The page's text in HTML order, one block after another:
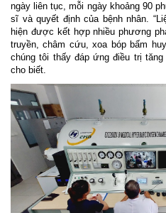
ngày liên tục, mỗi ngày khoảng 90
sĩ và quyết định của bệnh nhân.
hiện được kết hợp nhiều phương
truyền, châm cứu, xoa bóp bấm
chúng tôi thấy đáp ứng điều trị
cho biết.